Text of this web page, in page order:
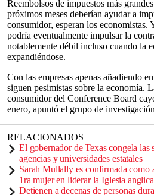
Reembolsos de impuestos más
próximos meses deberían ayudar a
consumidor, esperan los economistas.
podría eventualmente impulsar la
notablemente débil incluso cuando la
expandiéndose.
Con las empresas apenas añadiendo
siguen pesimistas sobre la economía.
consumidor del Conference Board
enero, apuntó el grupo de
RELACIONADOS
El gobernador de Texas congela
agencias y universidades estatales
Sarah Mullally es confirmada como
1ra mujer en liderar la Iglesia
Detienen a decenas de personas